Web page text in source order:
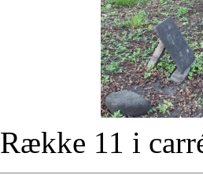
Række 11 i